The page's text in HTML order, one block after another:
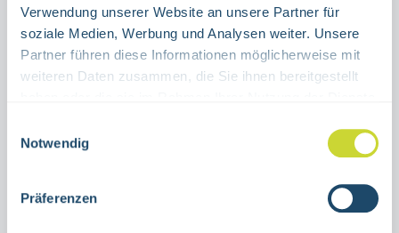
Verwendung unserer Website an unsere Partner für
soziale Medien, Werbung und Analysen weiter. Unsere
Partner führen diese Informationen möglicherweise mit
weiteren Daten zusammen, die Sie ihnen bereitgestellt
Notwendig
Präferenzen
Stück
ADD TO SHOPPING CART
Description